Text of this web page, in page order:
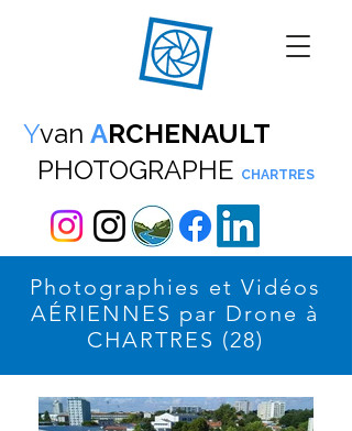
Yvan ARCHENAULT
PHOTOGRAPHE CHARTRES
Photographies et Vidéos
AÉRIENNES par Drone à
CHARTRES (28)